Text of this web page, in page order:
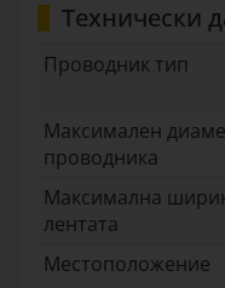
Технически
Проводник тип
Максимален
проводника
Максимална
лентата
Местоположение